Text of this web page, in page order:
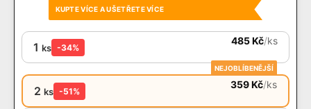
KUPTE VÍCE A UŠETŘETE VÍCE
1 ks -34%
485Kč/ks
NEJOBLÍBENĚJŠÍ
2 ks -51%
359Kč/ks